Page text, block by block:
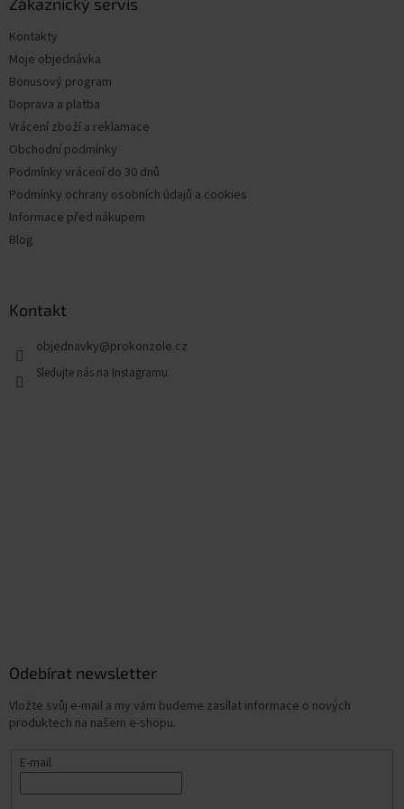
Kontakty
Moje objednávka
Bonusový program
Doprava a platba
Vrácení zboží a reklamace
Obchodní podmínky
Podmínky vrácení do 30 dnů
Podmínky ochrany osobních údajů a cookies
Informace před nákupem
Blog
Kontakt
objednavky@prokonzole.cz
Odebírat newsletter
Vložte svůj e-mail a my vám budeme zasílat informace o nových
produktech na našem e-shopu.
E-mail